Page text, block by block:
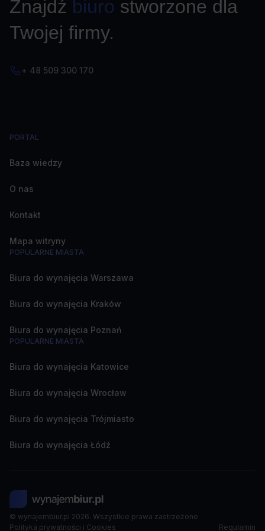
Znajdź biuro stworzone dla
Twojej firmy.
+ 48 509 300 170
PORTAL
Baza wiedzy
O nas
Kontakt
Mapa witryny
POPULARNE MIASTA
Biura do wynajęcia Warszawa
Biura do wynajęcia Kraków
Biura do wynajęcia Poznań
POPULARNE MIASTA
Biura do wynajęcia Katowice
Biura do wynajęcia Wrocław
Biura do wynajęcia Trójmiasto
Biura do wynajęcia Łódź
© wynajembiur.pl 2026. Wszystkie prawa zastrzeżone
Polityka prywatności i Cookies
Regulamin